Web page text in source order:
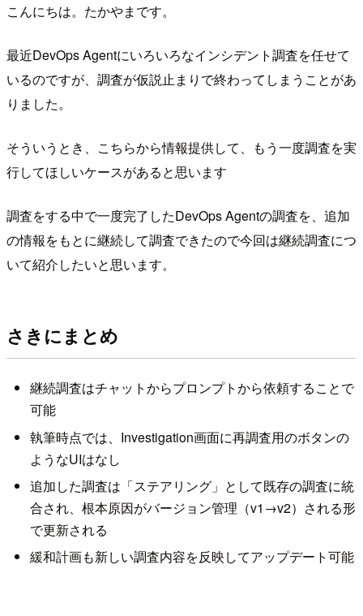
こんにちは。たかやまです。
最近DevOps Agentにいろいろなインシデント調査を任せて
いるのですが、調査が仮説止まりで終わってしまうことがあ
りました。
そういうとき、こちらから情報提供して、もう一度調査を実
行してほしいケースがあると思います
調査をする中で一度完了したDevOps Agentの調査を、追加
の情報をもとに継続して調査できたので今回は継続調査につ
いて紹介したいと思います。
さきにまとめ
継続調査はチャットからプロンプトから依頼することで
可能
執筆時点では、Investigation画面に再調査用のボタンの
ようなUIはなし
追加した調査は「ステアリング」として既存の調査に統
合され、根本原因がバージョン管理（v1→v2）される形
で更新される
緩和計画も新しい調査内容を反映してアップデート可能